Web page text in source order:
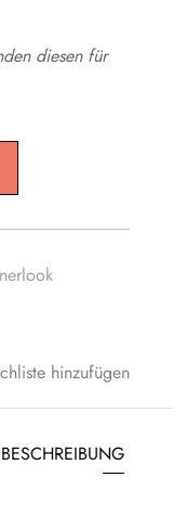
diesen für
hinzufügen
BESCHREIBUNG